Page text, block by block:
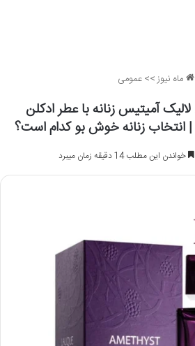
ماه نیوز>>عمومی
آمیتیس زنانه با عطر ادکلن
| انتخاب زنانه خوش بو کدام است؟
خواندن این مطلب 14 دقیقه زمان میبرد